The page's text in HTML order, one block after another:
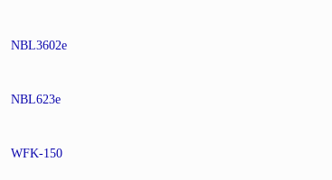
NBL3602e
NBL623e
WFK-150